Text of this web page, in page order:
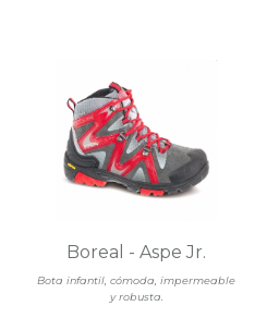
Bota infantil, cómoda, impermeable
y robusta.
Boreal - Aspe Jr.